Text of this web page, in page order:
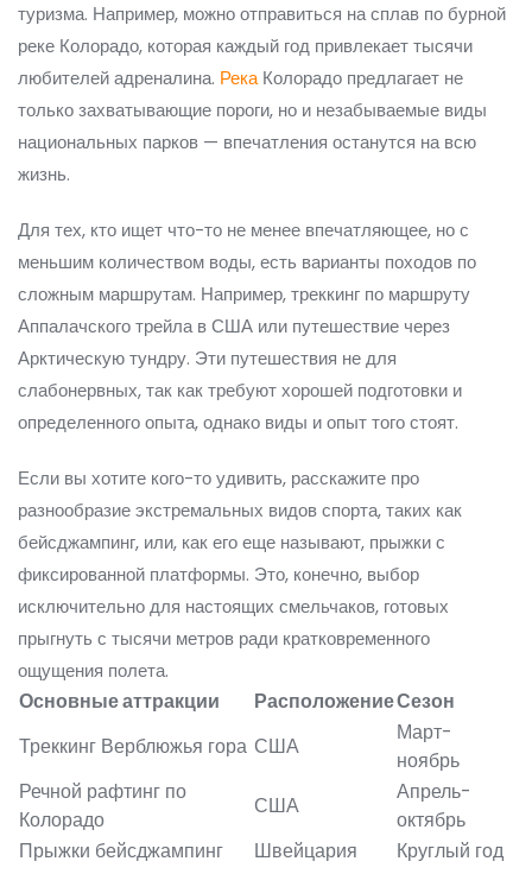
туризма. Например, можно отправиться на сплав по бурной
реке Колорадо, которая каждый год привлекает тысячи
любителей адреналина. РекаКолорадо предлагает не
только захватывающие пороги, но и незабываемые виды
национальных парков — впечатления останутся на всю
жизнь.
Для тех, кто ищет что-то не менее впечатляющее, но с
меньшим количеством воды, есть варианты походов по
сложным маршрутам. Например, треккинг по маршруту
Аппалачского трейла в США или путешествие через
Арктическую тундру. Эти путешествия не для
слабонервных, так как требуют хорошей подготовки и
определенного опыта, однако виды и опыт того стоят.
Если вы хотите кого-то удивить, расскажите про
разнообразие экстремальных видов спорта, таких как
бейсджампинг, или, как его еще называют, прыжки с
фиксированной платформы. Это, конечно, выбор
исключительно для настоящих смельчаков, готовых
прыгнуть с тысячи метров ради кратковременного
ощущения полета.
Основные аттракции РасположениеСезон
Треккинг Верблюжья гора США
Март-
ноябрь
Речной рафтинг по
Колорадо
США
Апрель-
октябрь
Прыжки бейсджампинг
Швейцария Круглый год